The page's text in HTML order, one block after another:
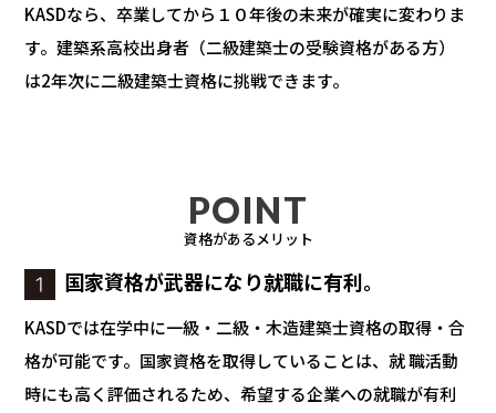
KASDなら、卒業してから１０年後の未来が確実に変わりま
す。建築系高校出身者（二級建築士の受験資格がある方）
は2年次に二級建築士資格に挑戦できます。
POINT
資格があるメリット
国家資格が武器になり就職に有利。
KASDでは在学中に一級・二級・木造建築士資格の取得・合
格が可能です。国家資格を取得していることは、就 職活動
時にも高く評価されるため、希望する企業への就職が有利